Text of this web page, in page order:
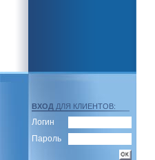
ВХОД ДЛЯ КЛИЕНТОВ:
Логин
Пароль